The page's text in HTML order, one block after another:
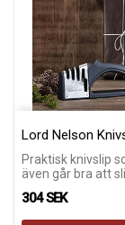
Lord Nelson
Praktisk knivslip
även går bra att
304 SEK